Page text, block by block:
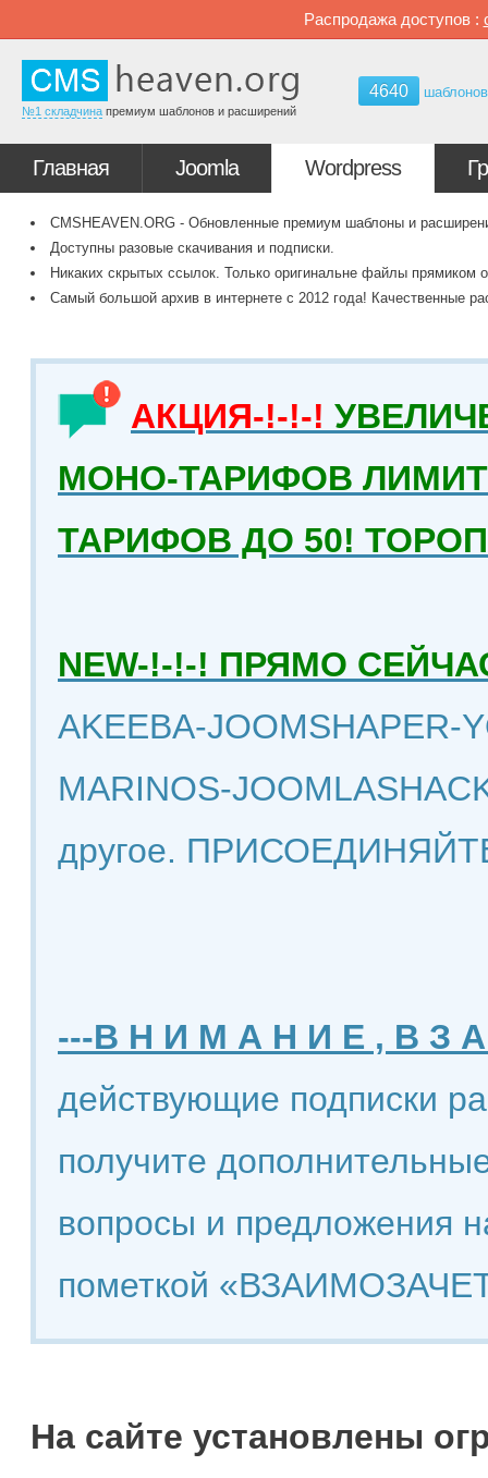
Распродажа доступов :
№1 складчина премиум шаблонов и расширений
4640 шаблонов
Главная Joomla Wordpress
CMSHEAVEN.ORG - Обновленные премиум шаблоны и
Доступны разовые скачивания и подписки.
Никаких скрытых ссылок. Только оригинальне файлы прямиком
Самый большой архив в интернете с 2012 года! Качественные
АКЦИЯ-!-!-!
МОНО-ТАРИФОВ
ТАРИФОВ ДО 50!
NEW-!-!-! ПРЯМО
AKEEBA-JOOMSHAPER-
MARINOS-
другое.
---В Н И М А Н И Е , В З
действующие подписки
получите
вопросы и предложения
пометкой
На сайте установлены